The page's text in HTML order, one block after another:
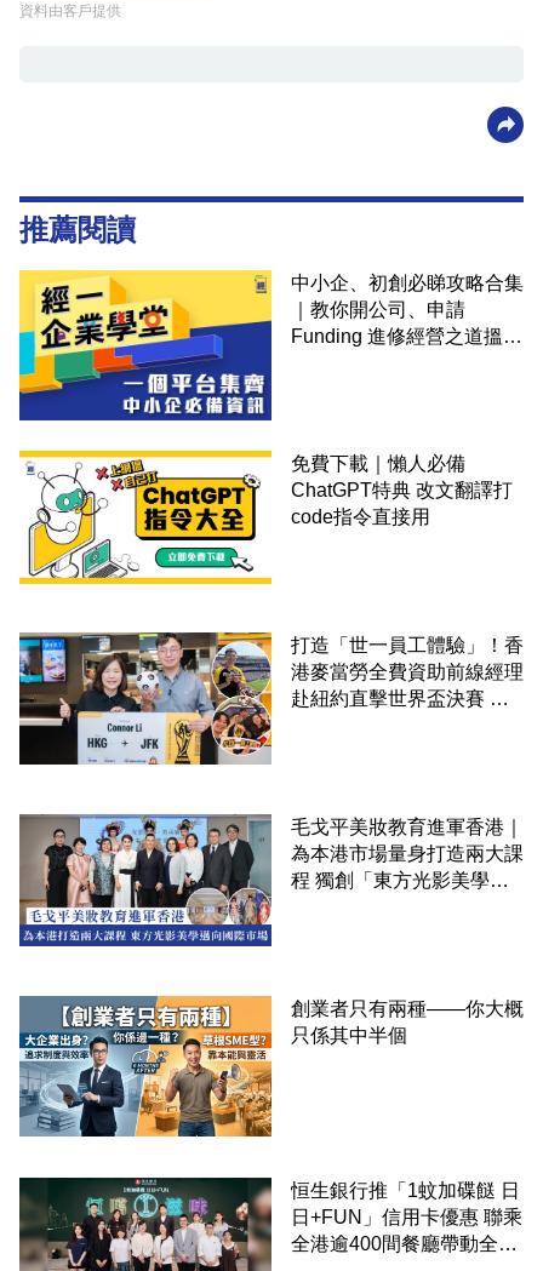
資料由客戶提供
推薦閱讀
中小企、初創必睇攻略合集
｜教你開公司、申請
Funding 進修經營之道搵大
免費下載｜懶人必備
ChatGPT特典 改文翻譯打
code指令直接用
打造「世一員工體驗」！香
港麥當勞全費資助前線經理
赴紐約直擊世界盃決賽 見
毛戈平美妝教育進軍香港｜
為本港市場量身打造兩大課
程 獨創「東方光影美學」
創業者只有兩種——你大概
只係其中半個
恒生銀行推「1蚊加碟餸 日
日+FUN」信用卡優惠 聯乘
全港逾400間餐廳帶動全城